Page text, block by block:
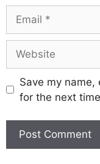
Save my
for the next